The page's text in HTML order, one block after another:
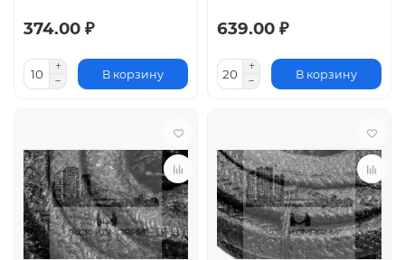
374.00 ₽
В корзину
639.00 ₽
В корзину